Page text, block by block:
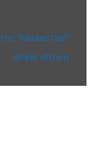
Казахстан“
direkt öffnen